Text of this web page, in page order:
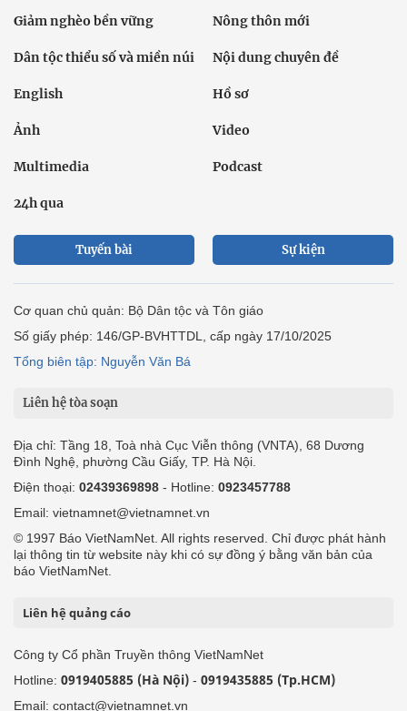
Giảm nghèo bền vững Nông thôn mới
Dân tộc thiểu số và miền núi Nội dung chuyên đề
English Hồ sơ
Ảnh Video
Multimedia Podcast
24h qua
Tuyến bài Sự kiện
Cơ quan chủ quản: Bộ Dân tộc và Tôn giáo
Số giấy phép: 146/GP-BVHTTDL, cấp ngày 17/10/2025
Tổng biên tập: Nguyễn Văn Bá
Liên hệ tòa soạn
Địa chỉ: Tầng 18, Toà nhà Cục Viễn thông (VNTA), 68 Dương
Đình Nghệ, phường Cầu Giấy, TP. Hà Nội.
Điện thoại: 02439369898 - Hotline: 0923457788
Email: vietnamnet@vietnamnet.vn
© 1997 Báo VietNamNet. All rights reserved. Chỉ được phát hành
lại thông tin từ website này khi có sự đồng ý bằng văn bản của
báo VietNamNet.
Liên hệ quảng cáo
Công ty Cổ phần Truyền thông VietNamNet
Hotline: 0919405885 (Hà Nội) - 0919435885 (Tp.HCM)
Email: contact@vietnamnet.vn